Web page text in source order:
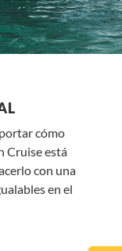
cómo
Cruise está
con una
en el